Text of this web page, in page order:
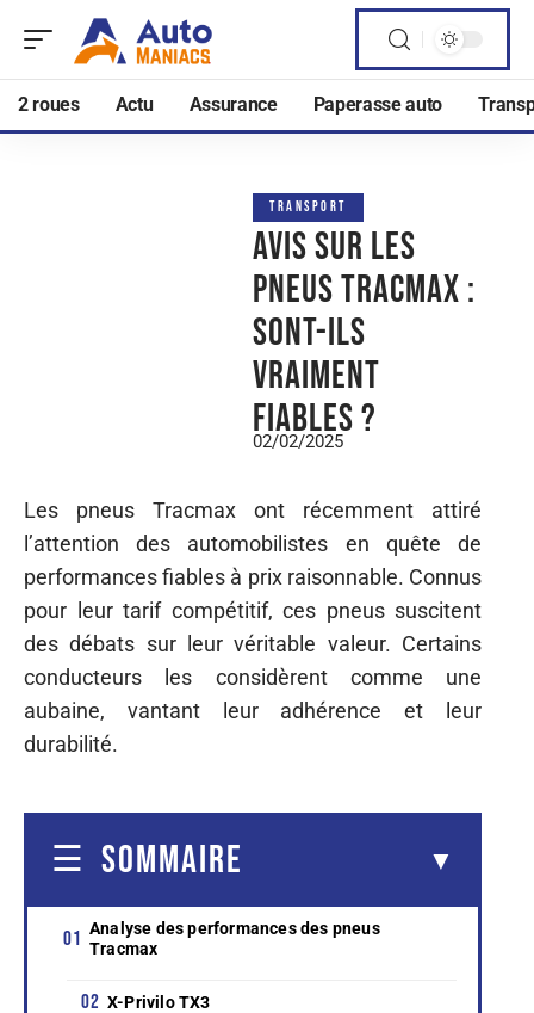
2 roues Actu Assurance Paperasse auto
TRANSPORT
Avis sur les
pneus Tracmax :
sont-ils
vraiment
fiables ?
02/02/2025
Les pneus Tracmax ont récemment attiré
l’attention des automobilistes en quête de
performances fiables à prix raisonnable. Connus
pour leur tarif compétitif, ces pneus suscitent
des débats sur leur véritable valeur. Certains
conducteurs les considèrent comme une
aubaine, vantant leur adhérence et leur
durabilité.
SOMMAIRE
Analyse des performances des pneus
Tracmax
X-Privilo TX3